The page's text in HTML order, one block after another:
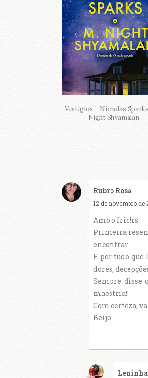
Vestígios – Nicholas
Night Shyamalan
Rubro Rosa
12 de novembro de
Amo o frio!rs
Primeira
encontrar.
E por tudo que
dores,
Sempre disse
maestria!
Com certeza,
Beijo